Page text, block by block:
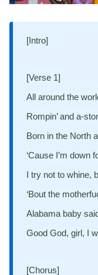
[Intro]
[Verse 1]
All around the
Rompin’ and a-
Born in the North
‘Cause I’m down
I try not to whine,
‘Bout the
Alabama baby
Good God, girl, I
[Chorus]